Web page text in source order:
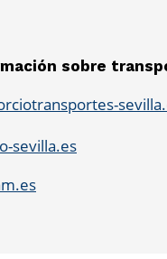
sobre
sevilla.es